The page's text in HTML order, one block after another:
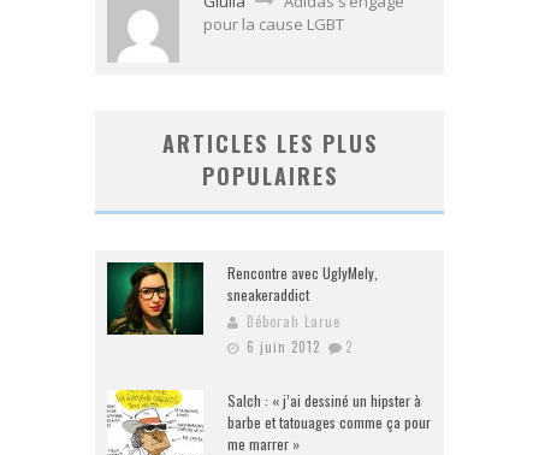
pour la cause LGBT
ARTICLES LES PLUS
POPULAIRES
Rencontre avec UglyMely,
sneakeraddict
Déborah Larue
6 juin 2012
2
Salch : « j’ai dessiné un hipster à
barbe et tatouages comme ça pour
me marrer »